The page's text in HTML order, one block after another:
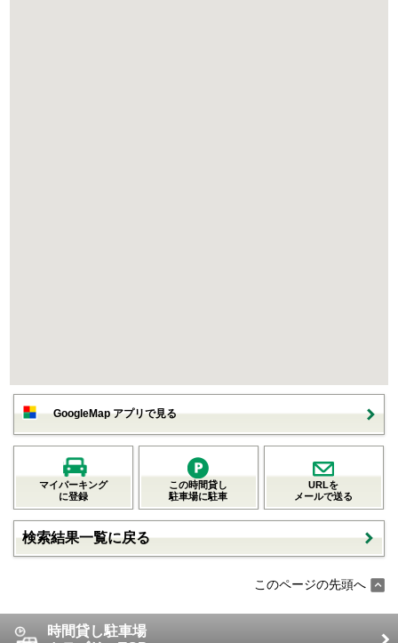
GoogleMap アプリで見る
マイパーキング
に登録
この時間貸し
駐車場に駐車
URLを
メールで送る
検索結果一覧に戻る
このページの先頭へ
時間貸し駐車場